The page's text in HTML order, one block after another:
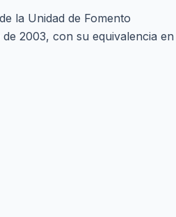
la Unidad de Fomento
2003, con su equivalencia en